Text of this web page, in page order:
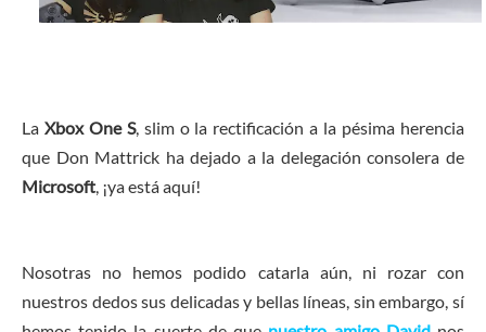
La Xbox One S, slim o la rectificación a la pésima herencia
que Don Mattrick ha dejado a la delegación consolera de
Microsoft, ¡ya está aquí!
Nosotras no hemos podido catarla aún, ni rozar con
nuestros dedos sus delicadas y bellas líneas, sin embargo, sí